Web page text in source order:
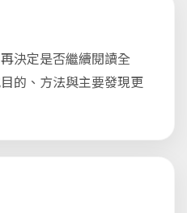
決定是否繼續閱讀全
的、方法與主要發現更